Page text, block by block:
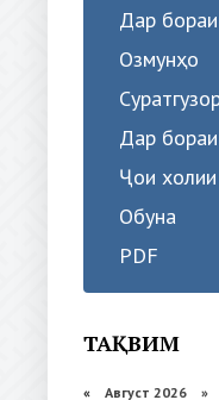
Дар
Озмунҳо
Дар
Ҷои
Обуна
PDF
ТАҚВИМ
« Август 2026 »